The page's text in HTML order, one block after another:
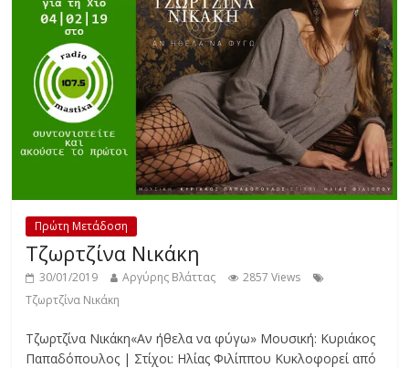
Πρώτη Μετάδοση
Τζωρτζίνα Νικάκη
30/01/2019 Αργύρης Βλάττας
2857 Views
Τζωρτζίνα Νικάκη
Τζωρτζίνα Νικάκη«Αν ήθελα να φύγω» Μουσική: Κυριάκος
Παπαδόπουλος | Στίχοι: Ηλίας Φιλίππου Κυκλοφορεί από